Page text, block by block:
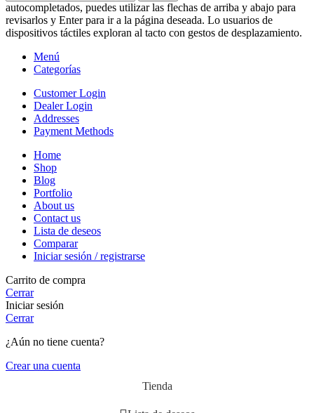
autocompletados, puedes utilizar las flechas de arriba y abajo para
revisarlos y Enter para ir a la página deseada. Lo usuarios de
dispositivos táctiles exploran al tacto con gestos de desplazamiento.
Menú
Categorías
Customer Login
Dealer Login
Addresses
Payment Methods
Home
Shop
Blog
Portfolio
About us
Contact us
Lista de deseos
Comparar
Iniciar sesión / registrarse
Carrito de compra
Cerrar
Iniciar sesión
Cerrar
¿Aún no tiene cuenta?
Crear una cuenta
Tienda